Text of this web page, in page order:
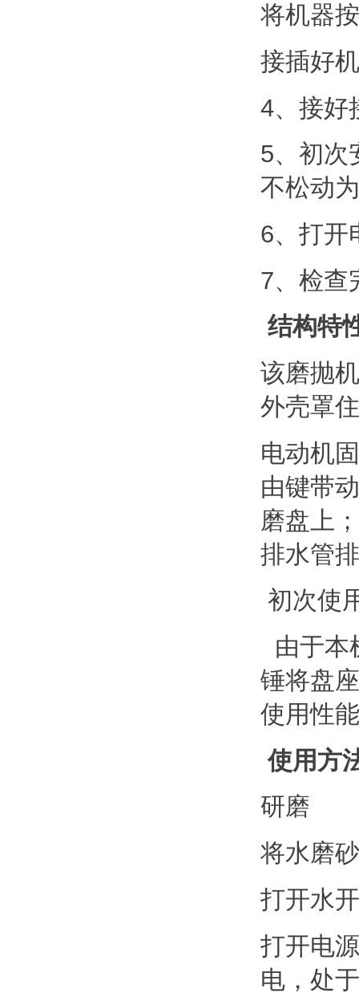
将机器
接插好
4、接好
5、初次
不松动
6、打开
7、检查
结构特
该磨抛
外壳罩
电动机
由键带
磨盘上
排水管
初次使
由于本
锤将盘
使用性
使用方
研磨
将水磨
打开水
打开电
电，处